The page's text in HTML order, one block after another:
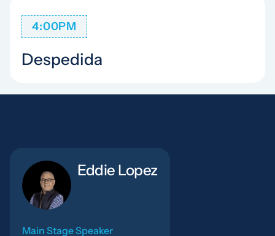
4:00PM
Despedida
Eddie Lopez
Main Stage Speaker